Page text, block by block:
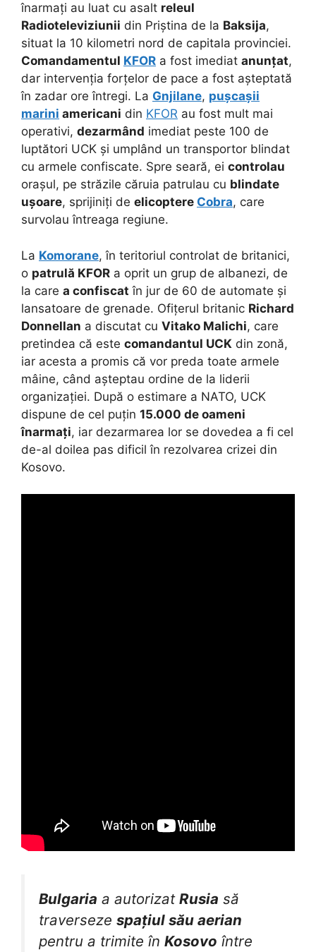
înarmați au luat cu asalt releul
Radioteleviziunii din Priștina de la Baksija,
situat la 10 kilometri nord de capitala provinciei.
Comandamentul KFOR a fost imediat anunțat,
dar intervenția forțelor de pace a fost așteptată
în zadar ore întregi. La Gnjilane, pușcașii
marini americani din KFOR au fost mult mai
operativi, dezarmând imediat peste 100 de
luptători UCK și umplând un transportor blindat
cu armele confiscate. Spre seară, ei controlau
orașul, pe străzile căruia patrulau cu blindate
ușoare, sprijiniți de elicoptere Cobra, care
survolau întreaga regiune.
La Komorane, în teritoriul controlat de britanici,
o patrulă KFOR a oprit un grup de albanezi, de
la care a confiscat în jur de 60 de automate și
lansatoare de grenade. Ofițerul britanic Richard
Donnellan a discutat cu Vitako Malichi, care
pretindea că este comandantul UCK din zonă,
iar acesta a promis că vor preda toate armele
mâine, când așteptau ordine de la liderii
organizației. După o estimare a NATO, UCK
dispune de cel puțin 15.000 de oameni
înarmați, iar dezarmarea lor se dovedea a fi cel
de-al doilea pas dificil în rezolvarea crizei din
Kosovo.
Bulgaria a autorizat Rusia să
traverseze spațiul său aerian
pentru a trimite în Kosovo între